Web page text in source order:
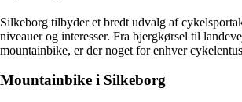
Silkeborg tilbyder et bredt udvalg af
niveauer og interesser. Fra bjergkørsel til
mountainbike, er der noget for enhver
Mountainbike i Silkeborg